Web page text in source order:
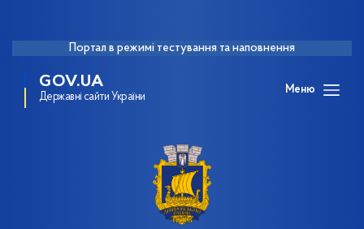
Портал в режимі тестування та наповнення
GOV.UA
Державні сайти України
Меню